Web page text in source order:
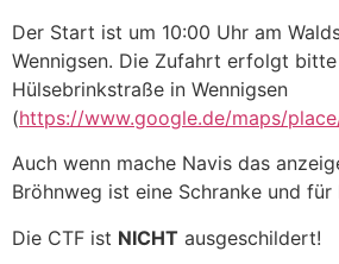
Der Start ist um 10:00 Uhr am
Wennigsen. Die Zufahrt erfolgt
Hülsebrinkstraße in Wennigsen
(https://www.google.de/maps/
Auch wenn mache Navis das
Bröhnweg ist eine Schranke und für
Die CTF ist NICHT ausgeschildert!